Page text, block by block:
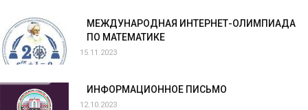
МЕЖДУНАРОДНАЯ ИНТЕРНЕТ-ОЛИМПИАДА
ПО МАТЕМАТИКЕ
15.11.2023
ИНФОРМАЦИОННОЕ ПИСЬМО
12.10.2023